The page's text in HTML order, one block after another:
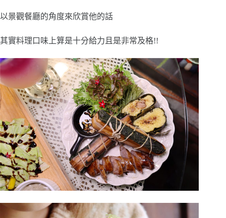
以景觀餐廳的角度來欣賞他的話
其實料理口味上算是十分給力且是非常及格!!